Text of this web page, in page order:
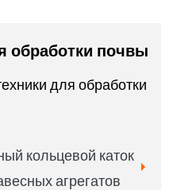
обработки почвы
для обработки
кольцевой каток
агрегатов